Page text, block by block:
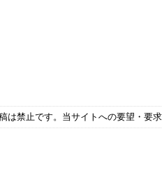
禁止です。当サイトへの要望・要